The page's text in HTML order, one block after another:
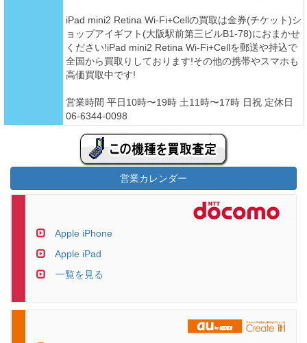
iPad mini2 Retina Wi-Fi+Cellの買取は金券(チケット)シ
ョップアイギフト(大阪駅前第三ビルB1-78)におまかせ
ください!iPad mini2 Retina Wi-Fi+Cellを郵送や持込で
全国から買取りしております!その他の携帯やスマホも
高価買取中です!
営業時間 平日10時〜19時 土11時〜17時 日祝 定休日
06-6344-0098
営業カレンダー
Apple iPhone
Apple iPad
一覧を見る